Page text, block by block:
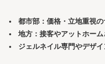
都市部：価格・立地重視
地方：接客やアットホー
ジェルネイル専門やデザ